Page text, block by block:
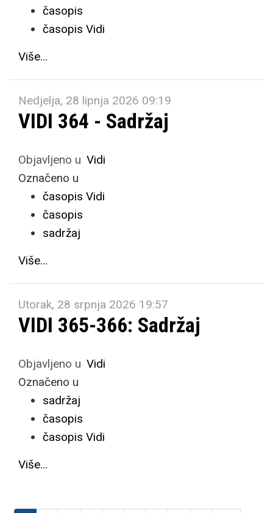
časopis
časopis Vidi
Više...
Nedjelja, 28 lipnja 2026 09:19
VIDI 364 - Sadržaj
Objavljeno u Vidi
Označeno u
časopis Vidi
časopis
sadržaj
Više...
Utorak, 28 srpnja 2026 19:57
VIDI 365-366: Sadržaj
Objavljeno u Vidi
Označeno u
sadržaj
časopis
časopis Vidi
Više...